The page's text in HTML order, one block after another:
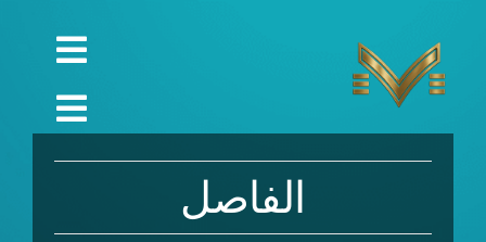
content
العربية
الصفحة الرئيسية
الشركة
الفاصل